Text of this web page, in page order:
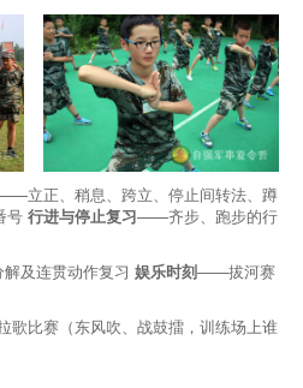
立正、稍息、跨立、停止间转法、蹲
号 行进与停止复习——齐步、跑步的行
及连贯动作复习 娱乐时刻——拔河赛
比赛（东风吹、战鼓擂，训练场上谁